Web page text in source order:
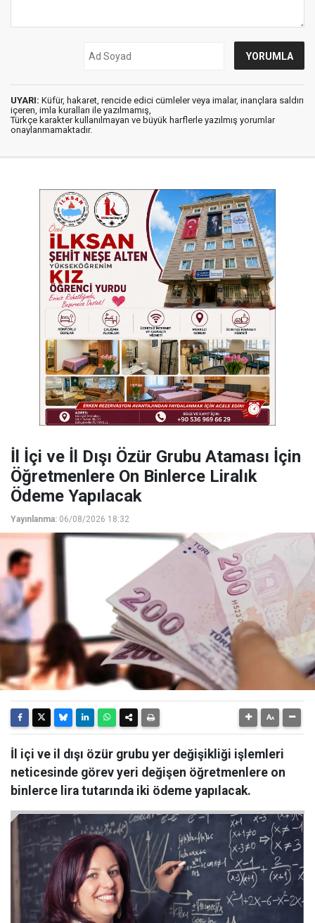
UYARI: Küfür, hakaret, rencide edici cümleler veya imalar, inançlara saldırı
içeren, imla kuralları ile yazılmamış,
Türkçe karakter kullanılmayan ve büyük harflerle yazılmış yorumlar
onaylanmamaktadır.
İl İçi ve İl Dışı Özür Grubu Ataması İçin
Öğretmenlere On Binlerce Liralık
Ödeme Yapılacak
Yayınlanma: 06/08/2026 18:32
İl içi ve il dışı özür grubu yer değişikliği işlemleri
neticesinde görev yeri değişen öğretmenlere on
binlerce lira tutarında iki ödeme yapılacak.